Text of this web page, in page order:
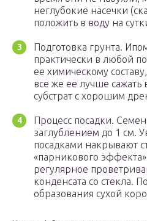
неглубокие насечки
положить в воду на
Подготовка грунта.
практически в любой
ее химическому
все же ее лучше сажать
субстрат с хорошим
Процесс посадки.
заглублением до 1 см.
посадками накрывают
«парникового
регулярное
конденсата со стекла.
образования сухой